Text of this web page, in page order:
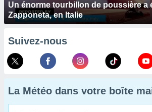
Un énorme tourbillon de poussière a
Zapponeta, en Italie
Suivez-nous
La Météo dans votre boîte